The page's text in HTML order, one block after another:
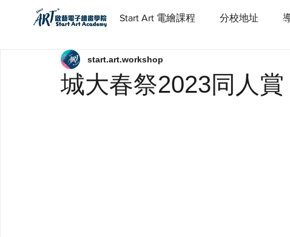
Start Art 電繪課程 分校地址
城大春祭2023同人賞
start.art.workshop